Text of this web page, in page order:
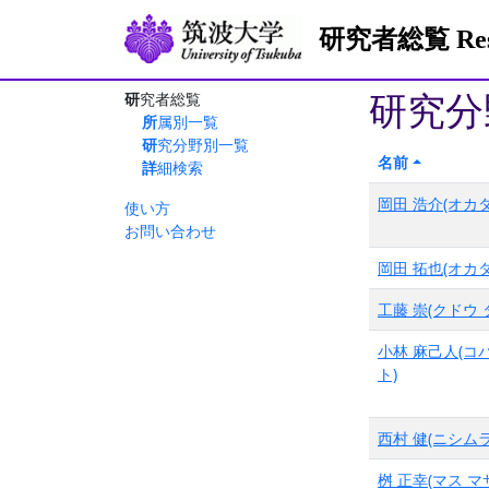
研究者総覧
研究者総覧
所属別一覧
研究分野別一覧
詳細検索
使い方
お問い合わせ
研究
名前
岡田 浩介(オカ
岡田 拓也(オカ
工藤 崇(クドウ
小林 麻己人(コ
ト)
西村 健(ニシム
桝 正幸(マス マ